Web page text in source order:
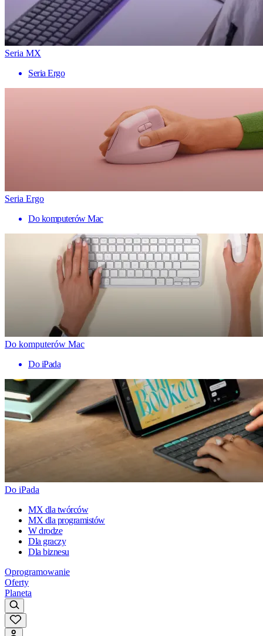
Seria MX
Seria Ergo
Seria Ergo
Do komputerów Mac
Do komputerów Mac
Do iPada
Do iPada
MX dla twórców
MX dla programistów
W drodze
Dla graczy
Dla biznesu
Oprogramowanie
Oferty
Planeta